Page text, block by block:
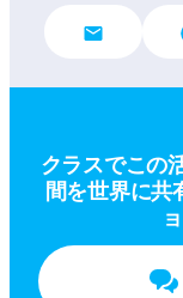
クラスでこの
間を世界に共